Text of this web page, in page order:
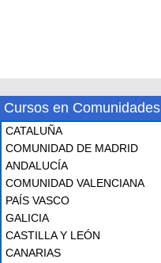
Cursos en Comunidades
CATALUÑA
COMUNIDAD DE MADRID
ANDALUCÍA
COMUNIDAD VALENCIANA
PAÍS VASCO
GALICIA
CASTILLA Y LEÓN
CANARIAS